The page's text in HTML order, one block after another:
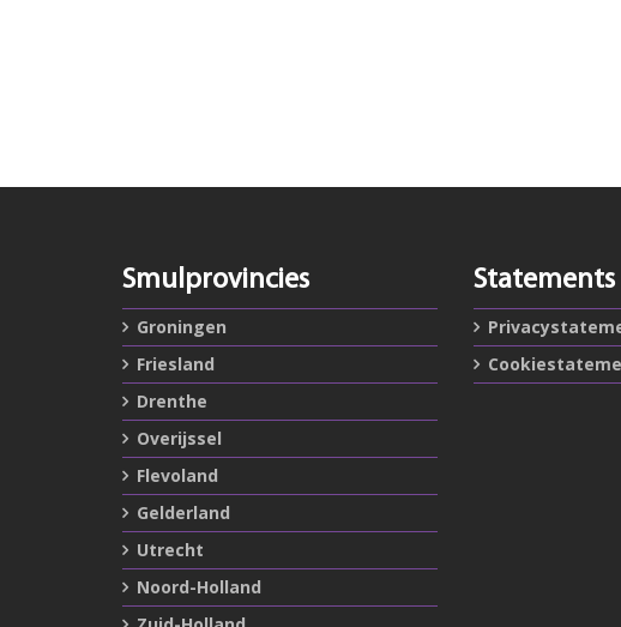
Smulprovincies
Groningen
Friesland
Drenthe
Overijssel
Flevoland
Gelderland
Utrecht
Noord-Holland
Statements